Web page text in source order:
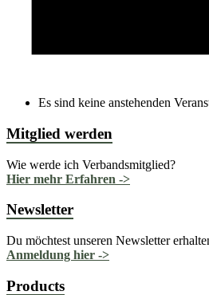
Es sind keine anstehenden
Mitglied werden
Wie werde ich Verbandsmitglied?
Hier mehr Erfahren ->
Newsletter
Du möchtest unseren Newsletter
Anmeldung hier ->
Products